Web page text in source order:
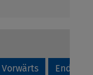
Vorwärts Ende